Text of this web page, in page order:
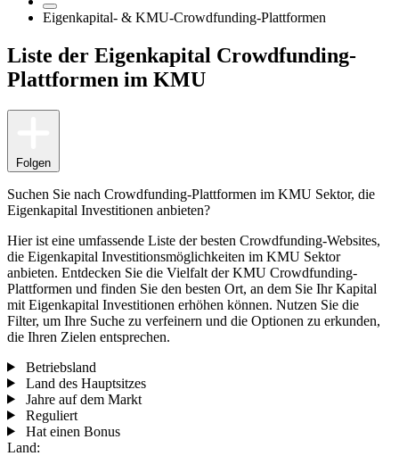
Eigenkapital- & KMU-Crowdfunding-Plattformen
Liste der Eigenkapital Crowdfunding-
Plattformen im KMU
Folgen
Suchen Sie nach Crowdfunding-Plattformen im KMU Sektor, die
Eigenkapital Investitionen anbieten?
Hier ist eine umfassende Liste der besten Crowdfunding-Websites,
die Eigenkapital Investitionsmöglichkeiten im KMU Sektor
anbieten. Entdecken Sie die Vielfalt der KMU Crowdfunding-
Plattformen und finden Sie den besten Ort, an dem Sie Ihr Kapital
mit Eigenkapital Investitionen erhöhen können. Nutzen Sie die
Filter, um Ihre Suche zu verfeinern und die Optionen zu erkunden,
die Ihren Zielen entsprechen.
Betriebsland
Land des Hauptsitzes
Jahre auf dem Markt
Reguliert
Hat einen Bonus
Land: